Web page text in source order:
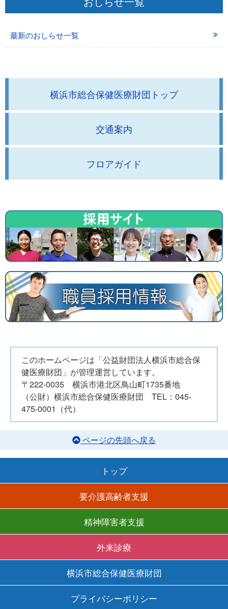
最新のおしらせ一覧
横浜市総合保健医療財団トップ
交通案内
フロアガイド
このホームページは「公益財団法人横浜市総合保
健医療財団」が管理運営しています。
〒222-0035 横浜市港北区鳥山町1735番地
（公財）横浜市総合保健医療財団 TEL：045-
475-0001（代）
ページの先頭へ戻る
トップ
要介護高齢者支援
精神障害者支援
外来診療
横浜市総合保健医療財団
プライバシーポリシー